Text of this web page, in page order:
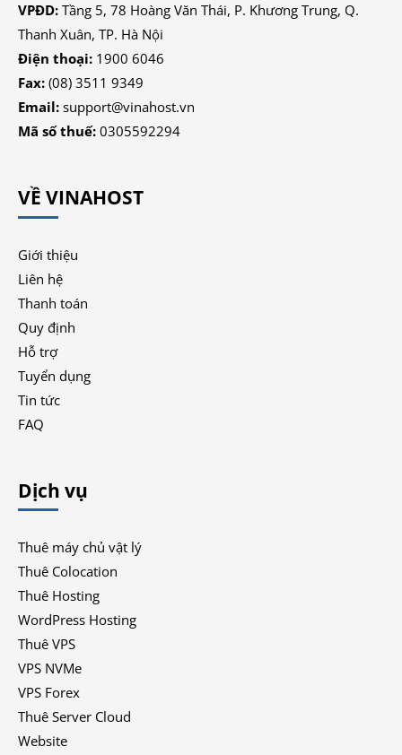
VPĐD: Tầng 5, 78 Hoàng Văn Thái, P. Khương Trung, Q.
Thanh Xuân, TP. Hà Nội
Điện thoại: 1900 6046
Fax: (08) 3511 9349
Email: support@vinahost.vn
Mã số thuế: 0305592294
VỀ VINAHOST
Giới thiệu
Liên hệ
Thanh toán
Quy định
Hỗ trợ
Tuyển dụng
Tin tức
FAQ
Dịch vụ
Thuê máy chủ vật lý
Thuê Colocation
Thuê Hosting
WordPress Hosting
Thuê VPS
VPS NVMe
VPS Forex
Thuê Server Cloud
Website